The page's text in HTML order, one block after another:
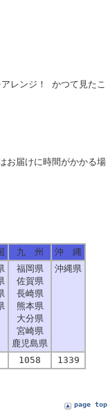
レンジ！ かつて見たこ
お届けに時間がかかる場
九 州
沖 縄
福岡県
佐賀県
長崎県
熊本県
大分県
宮崎県
鹿児島県
沖縄県
1058 1339
page top